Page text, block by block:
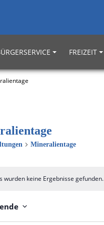
FREIZEIT
Mineralientage
wurden keine Ergebnisse gefunden.